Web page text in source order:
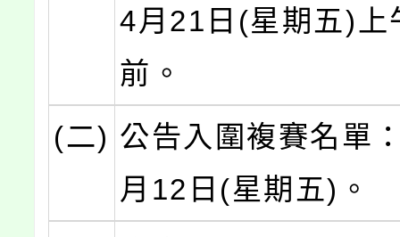
4月21日(星期五)上
前。
(二) 公告入圍複賽名單
月12日(星期五)。